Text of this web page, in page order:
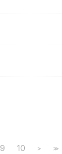
9 10 > >>